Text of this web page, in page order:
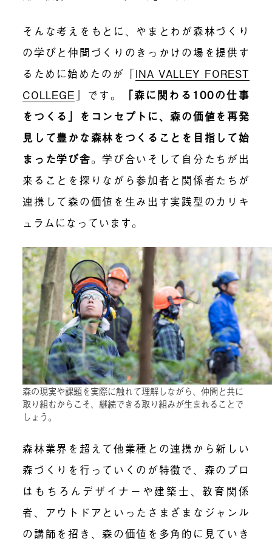
そんな考えをもとに、やまとわが森林づくり
の学びと仲間づくりのきっかけの場を提供す
るために始めたのが「INA VALLEY FOREST
COLLEGE 」です。
「森に関わる100の仕事
をつくる」をコンセプトに、森の価値を再発
見して豊かな森林をつくることを目指して始
まった学び舎。学び合いそして自分たちが出
来ることを探りながら参加者と関係者たちが
連携して森の価値を生み出す実践型のカリキ
ュラムになっています。
森の現実や課題を実際に触れて理解しながら、仲間と共に
取り組むからこそ、継続できる取り組みが生まれることで
しょう。
森林業界を超えて他業種との連携から新しい
森づくりを行っていくのが特徴で、森のプロ
はもちろんデザイナーや建築士、教育関係
者、アウトドアといったさまざまなジャンル
の講師を招き、森の価値を多角的に見ていき